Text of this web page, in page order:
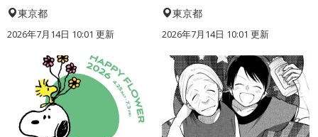
東京都
2026年7月14日 10:01 更新
東京都
2026年7月14日 10:01 更新